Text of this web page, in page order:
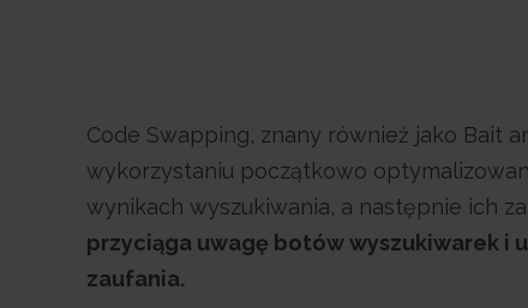
Code Swapping, znany również jako Bait
wykorzystaniu początkowo
wynikach wyszukiwania, a następnie ich
przyciąga uwagę botów wyszukiwarek i
zaufania.